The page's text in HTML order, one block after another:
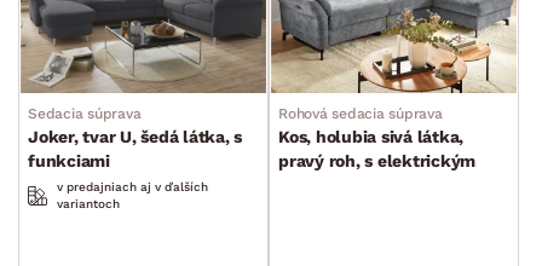
Sedacia súprava
Joker, tvar U, šedá látka, s
funkciami
v predajniach aj v ďalších
variantoch
Rohová sedacia súprava
Kos, holubia sivá látka,
pravý roh, s elektrickým